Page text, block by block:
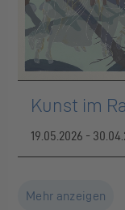
Kunst im
19.05.2026 -
Mehr anzeigen